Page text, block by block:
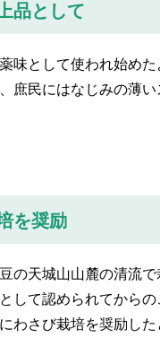
品として
味として使われ始め
庶民にはなじみの薄い
を奨励
の天城山山麓の清流で
して認められてから
わさび栽培を奨励した